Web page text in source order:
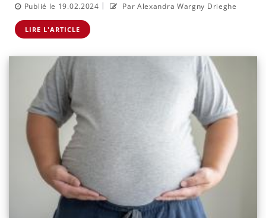
Publié le 19.02.2024 | Par Alexandra Wargny Drieghe
LIRE L'ARTICLE